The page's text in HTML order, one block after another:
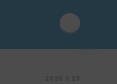
2026.3.23